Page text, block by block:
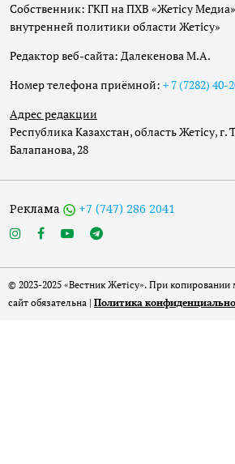
Собственник: ГКП на ПХВ «Жетісу
внутренней политики области Жетісу»
Редактор веб-сайта: Далекенова М.А.
Номер телефона приёмной: + 7 (7282) 40-
Адрес редакции
Республика Казахстан, область Жетісу, г.
Балапанова, 28
Реклама +7 (747) 286 2041
© 2023-2025 «Вестник Жетісу». При копировании
сайт обязательна | Политика